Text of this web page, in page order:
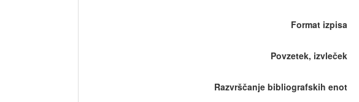
Format izpisa
Povzetek, izvleček
Razvrščanje bibliografskih enot